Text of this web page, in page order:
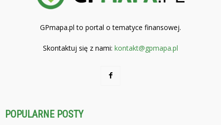
GPmapa.pl to portal o tematyce finansowej.
Skontaktuj się z nami: kontakt@gpmapa.pl
POPULARNE POSTY